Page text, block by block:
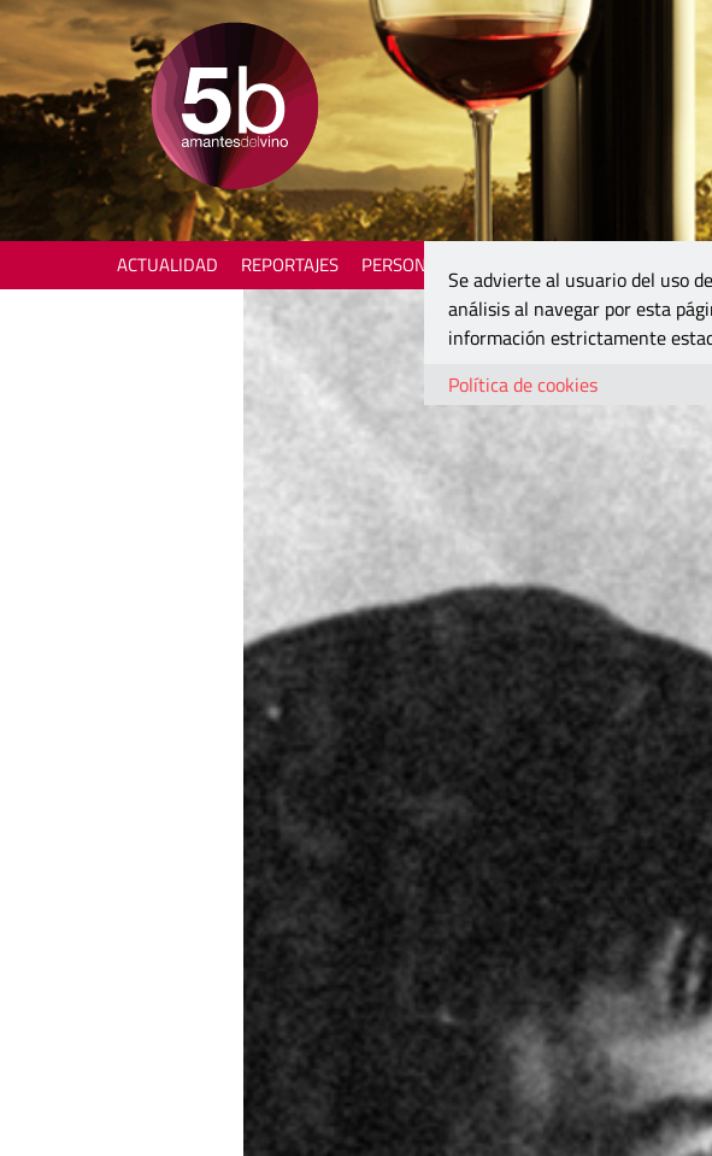
ACTUALIDAD REPORTAJES PERSONAJES
Se advierte al usuario del uso
análisis al navegar por esta
información estrictamente
Política de cookies